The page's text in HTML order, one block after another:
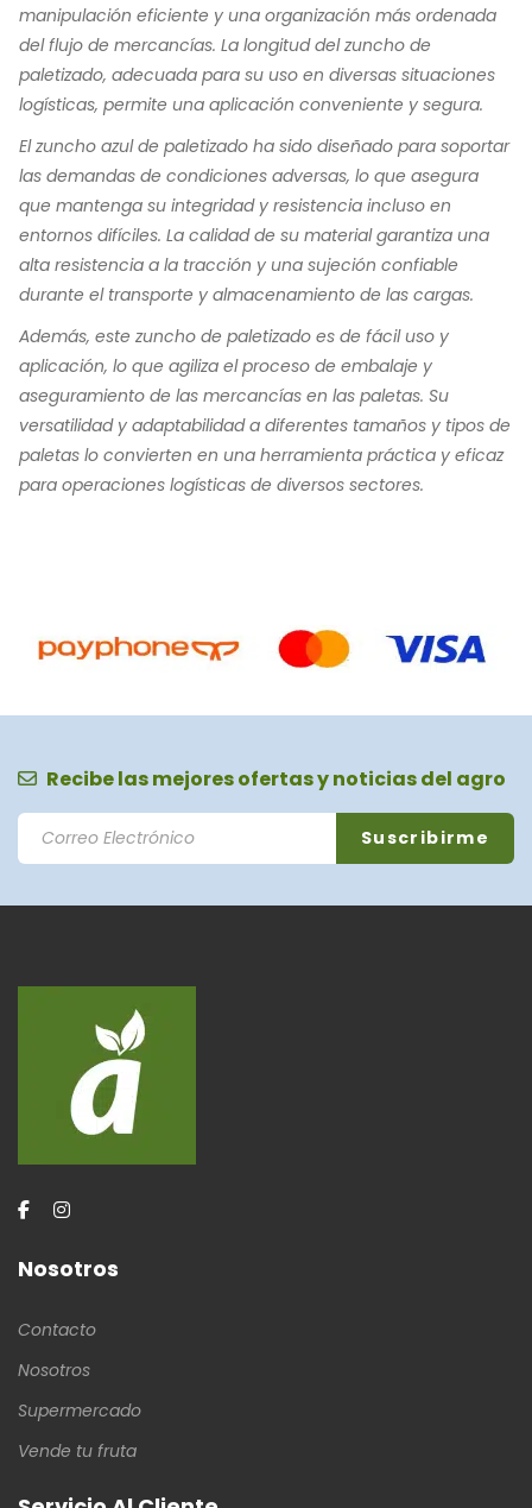
manipulación eficiente y una organización más ordenada
del flujo de mercancías. La longitud del zuncho de
paletizado, adecuada para su uso en diversas situaciones
logísticas, permite una aplicación conveniente y segura.
El zuncho azul de paletizado ha sido diseñado para soportar
las demandas de condiciones adversas, lo que asegura
que mantenga su integridad y resistencia incluso en
entornos difíciles. La calidad de su material garantiza una
alta resistencia a la tracción y una sujeción confiable
durante el transporte y almacenamiento de las cargas.
Además, este zuncho de paletizado es de fácil uso y
aplicación, lo que agiliza el proceso de embalaje y
aseguramiento de las mercancías en las paletas. Su
versatilidad y adaptabilidad a diferentes tamaños y tipos de
paletas lo convierten en una herramienta práctica y eficaz
para operaciones logísticas de diversos sectores.
Recibe las mejores ofertas y noticias del agro
Nosotros
Contacto
Nosotros
Supermercado
Vende tu fruta